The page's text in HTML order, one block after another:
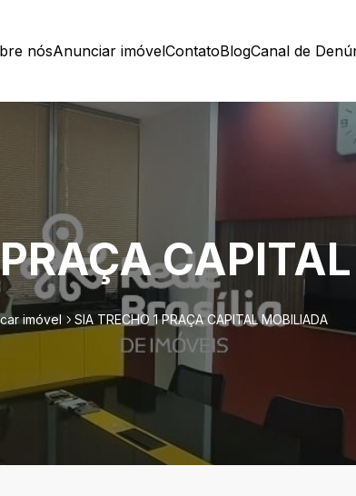
nósAnunciar imóvelContatoBlogCanal de
imóvel SIA TRECHO 1 PRAÇA CAPITAL MOBILIADA